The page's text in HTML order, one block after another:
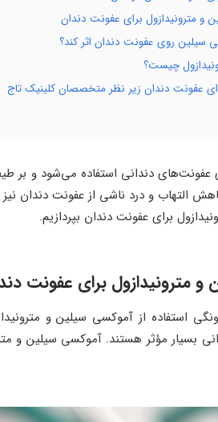
مترونیدازول برای عفونت دندان
سیلین روی عفونت دندان اثر کند؟
چیست؟
عفونت دندان زیر نظر متخصصان کلینیک تاج
دندانی استفاده می‌شود و بر
التهاب و درد ناشی از عفونت دندان
برای عفونت دندان بپردازیم.
مترونیدازول برای عفونت
استفاده از آموکسی سیلین و
مؤثر هستند. آموکسی سیلین و